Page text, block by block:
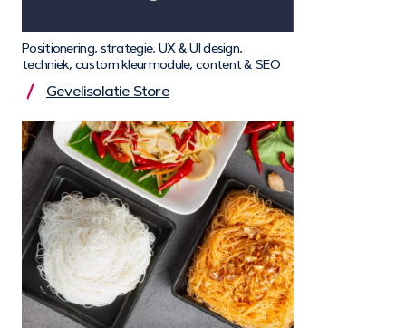
Positionering, strategie, UX & UI design,
techniek, custom kleurmodule, content & SEO
Gevelisolatie Store